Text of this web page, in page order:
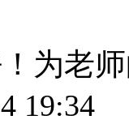
为老
19:34